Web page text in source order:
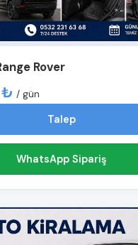
Rover
₺ / gün
Talep
WhatsApp Sipariş